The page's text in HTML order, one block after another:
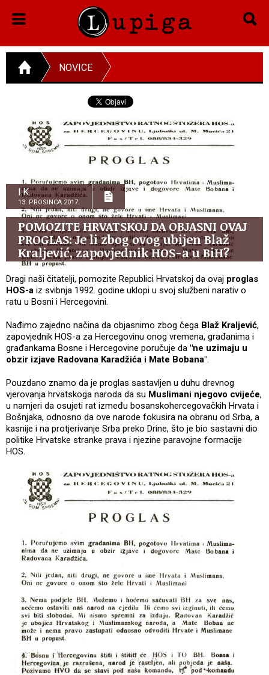
NOVICE
I.K.
13. PROSINCA 2017.
POMOZITE HRVATSKOJ DA OBJASNI OVAJ
PROGLAS: Je li zbog ovog ubijen Blaž
Kraljević, zapovjednik HOS-a u BiH?
Dragi naši čitatelji, pomozite Republici Hrvatskoj da ovaj proglas
HOS-a iz svibnja 1992. godine uklopi u svoj službeni narativ o
ratu u Bosni i Hercegovini.
Nađimo zajedno načina da objasnimo zbog čega Blaž Kraljević,
zapovjednik HOS-a za Hercegovinu onog vremena, građanima i
građankama Bosne i Hercegovine poručuje da "ne uzimaju u
obzir izjave Radovana Karadžića i Mate Bobana".
Pouzdano znamo da je proglas sastavljen u duhu drevnog
vjerovanja hrvatskoga naroda da su Muslimani njegovo cvijeće,
u namjeri da osujeti rat između bosanskohercegovačkih Hrvata i
Bošnjaka, odnosno da ove narode fokusira na obranu od Srba, a
kasnije i na protjerivanje Srba preko Drine, što je bio sastavni dio
politike Hrvatske stranke prava i njezine paravojne formacije
HOS.